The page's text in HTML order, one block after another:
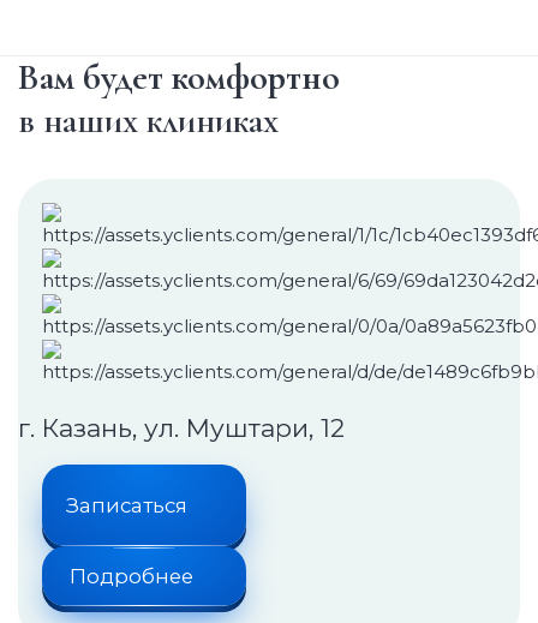
Вам будет комфортно
в наших клиниках
г. Казань, ул. Муштари, 12
Записаться
Подробнее